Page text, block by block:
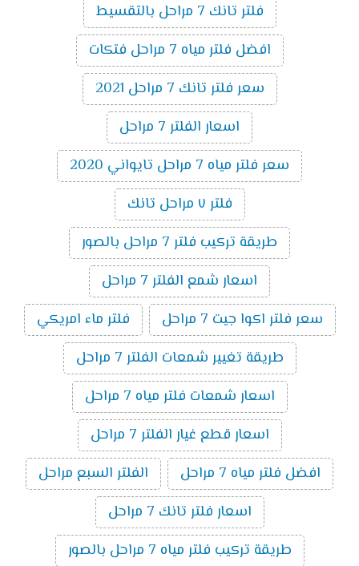
فلتر تانك 7 مراحل بالتقسيط
افضل فلتر مياه 7 مراحل فتكات
سعر فلتر تانك 7 مراحل 2021
اسعار الفلتر 7 مراحل
سعر فلتر مياه 7 مراحل تايواني 2020
فلتر ٧ مراحل تانك
طريقة تركيب فلتر 7 مراحل بالصور
اسعار شمع الفلتر 7 مراحل
سعر فلتر اكوا جيت 7 مراحل
فلتر ماء امريكي
طريقة تغيير شمعات الفلتر 7 مراحل
اسعار شمعات فلتر مياه 7 مراحل
اسعار قطع غيار الفلتر 7 مراحل
افضل فلتر مياه 7 مراحل
الفلتر السبع مراحل
اسعار فلتر تانك 7 مراحل
طريقة تركيب فلتر مياه 7 مراحل بالصور